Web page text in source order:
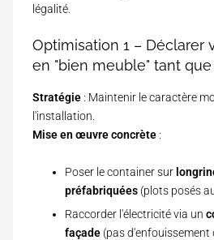
légalité.
Optimisation 1 – Déclarer
en "bien meuble" tant
Stratégie : Maintenir le caractère
l'installation.
Mise en œuvre concrète :
Poser le container sur
préfabriquées (plots posés
Raccorder l'électricité via un
façade (pas d'enfouissement